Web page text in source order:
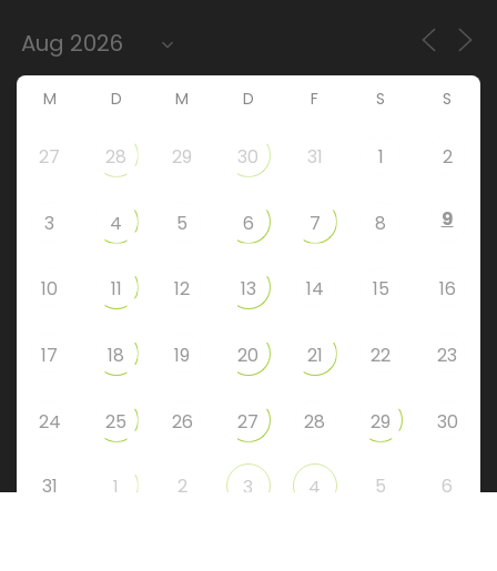
M D M D F S S
27 28 29 30 31 1 2
3 4 5 6 7 8 9
10 11 12 13 14 15 16
17 18 19 20 21 22 23
24 25 26 27 28 29 30
31 1 2 3 4 5 6